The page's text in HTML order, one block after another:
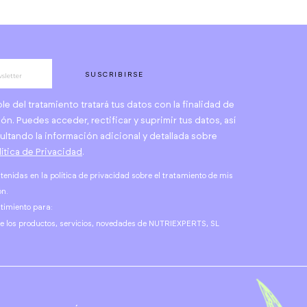
SUSCRIBIRSE
del tratamiento tratará tus datos con la finalidad de
Puedes acceder, rectificar y suprimir tus datos, así
la información adicional y detallada sobre
de Privacidad .
en la política de privacidad sobre el tratamiento de mis
para:
productos, servicios, novedades de NUTRIEXPERTS, SL